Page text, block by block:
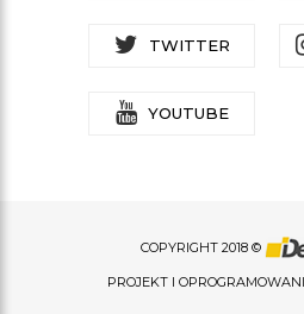
TWITTER
YOUTUBE
COPYRIGHT 2018 ©
PROJEKT I